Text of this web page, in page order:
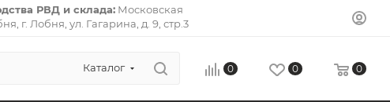
РВД и склада: Московская
г. Лобня, ул. Гагарина, д. 9, стр.3
Каталог 0 0 0